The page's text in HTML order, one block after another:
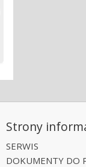
Strony
SERWIS
DOKUMENTY DO